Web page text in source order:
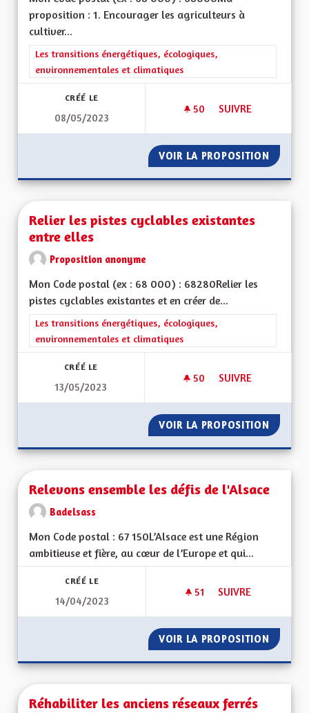
proposition : 1. Encourager les agriculteurs à
cultiver...
Filtrer les résultats de la catégorie : Les transitions
Les transitions énergétiques, écologiques,
environnementales et climatiques
CRÉÉ LE
08/05/2023
50 50 ABONNÉS
SUIVRE
VOIR LA PROPOSITION
Relier les pistes cyclables existantes
entre elles
Proposition anonyme
Mon Code postal (ex : 68 000) : 68280Relier les
pistes cyclables existantes et en créer de...
Filtrer les résultats de la catégorie : Les transitions
Les transitions énergétiques, écologiques,
environnementales et climatiques
CRÉÉ LE
13/05/2023
50 50 ABONNÉS
SUIVRE
VOIR LA PROPOSITION
Relevons ensemble les défis de l'Alsace
Badelsass
Mon Code postal : 67 150L’Alsace est une Région
ambitieuse et fière, au cœur de l’Europe et qui...
CRÉÉ LE
14/04/2023
51 51 ABONNÉS
SUIVRE
VOIR LA PROPOSITION
Réhabiliter les anciens réseaux ferrés